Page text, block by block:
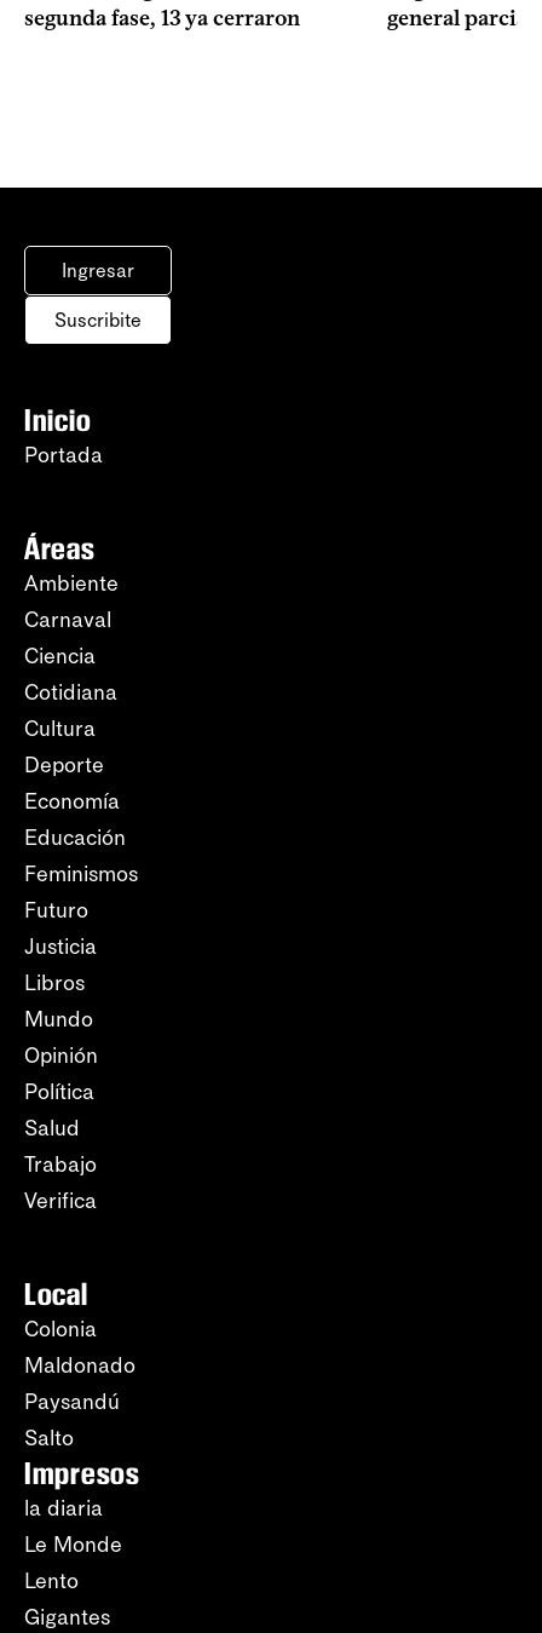
segunda fase, 13 ya cerraron
general parcial
Ingresar
Suscribite
Inicio
Portada
Áreas
Ambiente
Carnaval
Ciencia
Cotidiana
Cultura
Deporte
Economía
Educación
Feminismos
Futuro
Justicia
Libros
Mundo
Opinión
Política
Salud
Trabajo
Verifica
Local
Colonia
Maldonado
Paysandú
Salto
Impresos
la diaria
Le Monde
Lento
Gigantes